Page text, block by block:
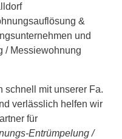
&
und
/ Messiewohnung
schnell mit unserer Fa.
verlässlich helfen wir
für
Entrümpelung /